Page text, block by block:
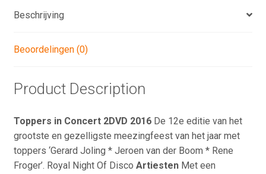
Beschrijving
Beoordelingen (0)
Product Description
Toppers in Concert 2DVD 2016 De 12e editie van het
grootste en gezelligste meezingfeest van het jaar met
toppers ‘Gerard Joling * Jeroen van der Boom * Rene
Froger’. Royal Night Of Disco ArtiestenMet een